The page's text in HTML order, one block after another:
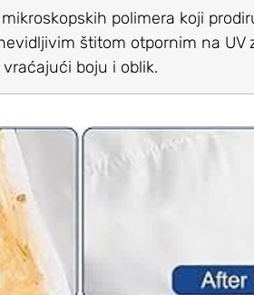
polimera koji
štitom otpornim na UV
vraćajući boju i oblik.